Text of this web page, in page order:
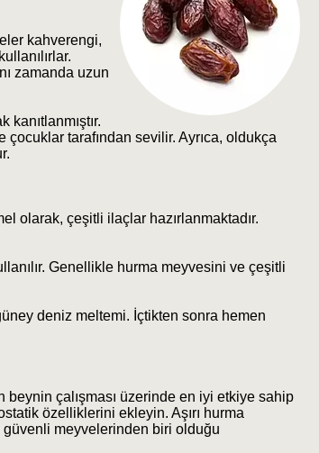
kahverengi,
zamanda uzun
tarafından sevilir. Ayrıca, oldukça
olarak, çeşitli ilaçlar hazırlanmaktadır.
Genellikle hurma meyvesini ve çeşitli
deniz meltemi. İçtikten sonra hemen
beynin çalışması üzerinde en iyi etkiye sahip
özelliklerini ekleyin. Aşırı hurma
güvenli meyvelerinden biri olduğu